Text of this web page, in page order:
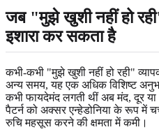
जब "मुझे खुशी नहीं हो
इशारा कर सकता है
कभी-कभी "मुझे खुशी नहीं हो रही"
अन्य समय, यह एक अधिक विशिष्ट
कभी फायदेमंद लगती थीं अब मंद, दूर
पैटर्न को अक्सर एन्हेडोनिया के रूप में
रुचि महसूस करने की क्षमता में कमी।